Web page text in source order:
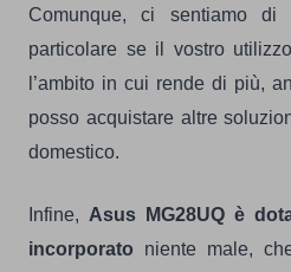
Comunque, ci sentiamo
particolare se il vostro
l’ambito in cui rende di più,
posso acquistare altre
domestico.
Infine, Asus MG28UQ è
incorporato niente male,